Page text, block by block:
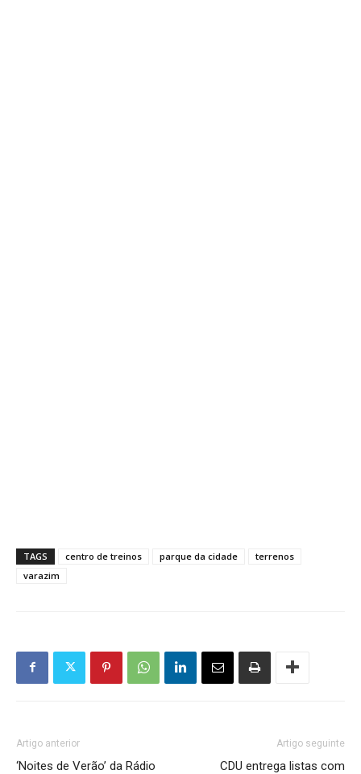
TAGS centro de treinos parque da cidade
terrenos
varazim
Artigo anterior
‘Noites de Verão’ da Rádio
Artigo seguinte
CDU entrega listas com